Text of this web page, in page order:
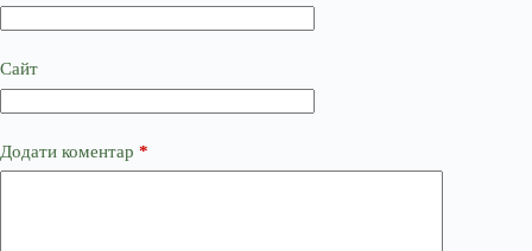
Сайт
Додати коментар *